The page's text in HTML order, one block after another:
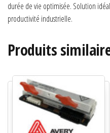
durée de vie optimisée. Solution
productivité industrielle.
Produits